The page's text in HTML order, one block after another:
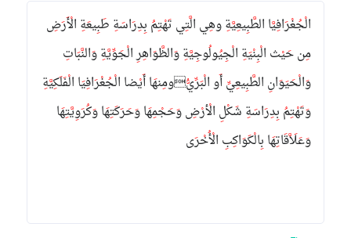
الْجُغْرَافِيَّا الطَّبِيعِيَّةِ وهِي الَّتِي تَهْتِمُ بِدِرَاسَةِ طَبِيعَةِ الْأَرَضِ
مِن حَيْث الْبِنْيَةِ الْجِيُولُوجِيَّةِ وَالظَّوَاهِرِ الْجَوِّيَّةِ وَالنَّبَاتِ
وَالْحَيَوَانِ الطَّبِيعِيِّ أَو الْبَرِّيُّومِنهَا أَيْضا الْجُغْرَافِيَا الْفَلَكِيَّةِ
وَتَهْتِمُ بِدِرَاسَةِ شَكْلِ الْأرْضِ وَحَجْمِهَا وَحَرَكَتِهَا وَكُرَوِيَّتِهَا
وَعَلَاَّقَاتِهَا بِالْكَوَاكِبِ الْأُخْرَى